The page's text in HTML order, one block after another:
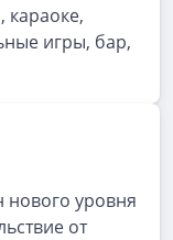
караоке,
игры, бар,
нового уровня
от